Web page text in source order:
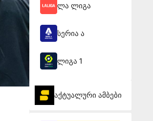
ლა ლიგა
სერია ა
ლიგა 1
აქტუალური ამბები